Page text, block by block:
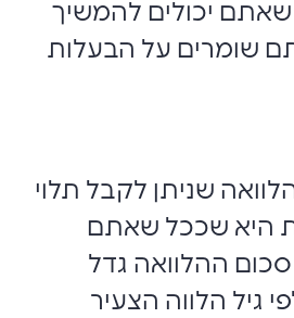
שאתם יכולים להמשיך
שומרים על הבעלות
שניתן לקבל תלוי
היא שככל שאתם
סכום ההלוואה גדל
גיל הלווה הצעיר